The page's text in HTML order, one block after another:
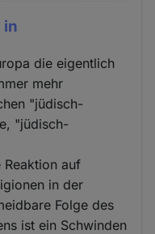
in
die eigentlich
mehr
"jüdisch-
"jüdisch-
Reaktion auf
in der
Folge des
ist ein Schwinden